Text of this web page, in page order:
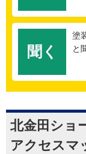
聞く
塗
と
北金田ショ
アクセスマ